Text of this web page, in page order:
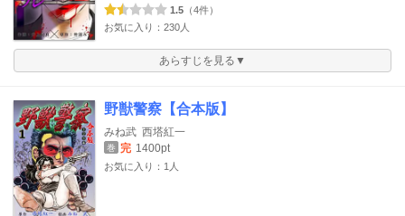
1.5 （4件）
お気に入り：230人
あらすじを見る▼
野獣警察【合本版】
みね武 西塔紅一
巻 完 1400pt
お気に入り：1人